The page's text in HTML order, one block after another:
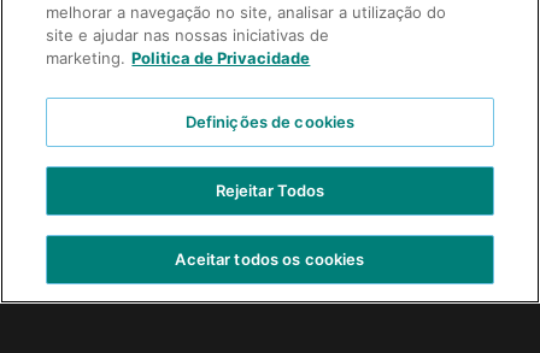
VIDEOS
CONTÁCTENOS
TRABAJE CON NOSOTROS
melhorar a navegação no site, analisar a utilização do
site e ajudar nas nossas iniciativas de
marketing. Politica de Privacidade
Definições de cookies
Rejeitar Todos
Aceitar todos os cookies